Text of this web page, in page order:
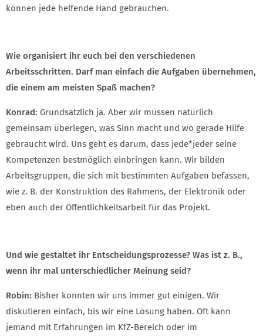
können jede helfende Hand gebrauchen.
Wie organisiert ihr euch bei den verschiedenen
Arbeitsschritten. Darf man einfach die Aufgaben übernehmen,
die einem am meisten Spaß machen?
Konrad: Grundsätzlich ja. Aber wir müssen natürlich
gemeinsam überlegen, was Sinn macht und wo gerade Hilfe
gebraucht wird. Uns geht es darum, dass jede*jeder seine
Kompetenzen bestmöglich einbringen kann. Wir bilden
Arbeitsgruppen, die sich mit bestimmten Aufgaben befassen,
wie z. B. der Konstruktion des Rahmens, der Elektronik oder
eben auch der Öffentlichkeitsarbeit für das Projekt.
Und wie gestaltet ihr Entscheidungsprozesse? Was ist z. B.,
wenn ihr mal unterschiedlicher Meinung seid?
Robin: Bisher konnten wir uns immer gut einigen. Wir
diskutieren einfach, bis wir eine Lösung haben. Oft kann
jemand mit Erfahrungen im KfZ-Bereich oder im